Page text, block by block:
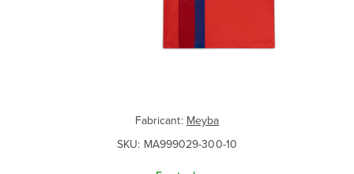
Fabricant: Meyba
SKU: MA999029-300-10